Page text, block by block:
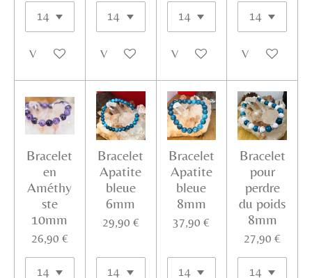
Voir les détails Voir les détails Voir les détails Voir les détails
Bracelet
en
Améthy
ste
10mm
26,90 €
Bracelet
Apatite
bleue
6mm
29,90 €
Bracelet
Apatite
bleue
8mm
37,90 €
Bracelet
pour
perdre
du poids
8mm
27,90 €